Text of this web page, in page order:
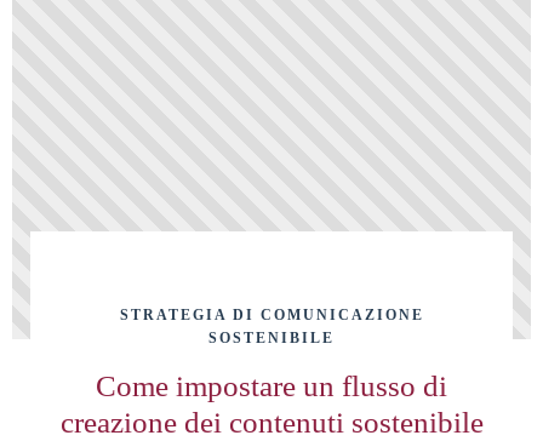
STRATEGIA DI COMUNICAZIONE
SOSTENIBILE
Come impostare un flusso di
creazione dei contenuti sostenibile